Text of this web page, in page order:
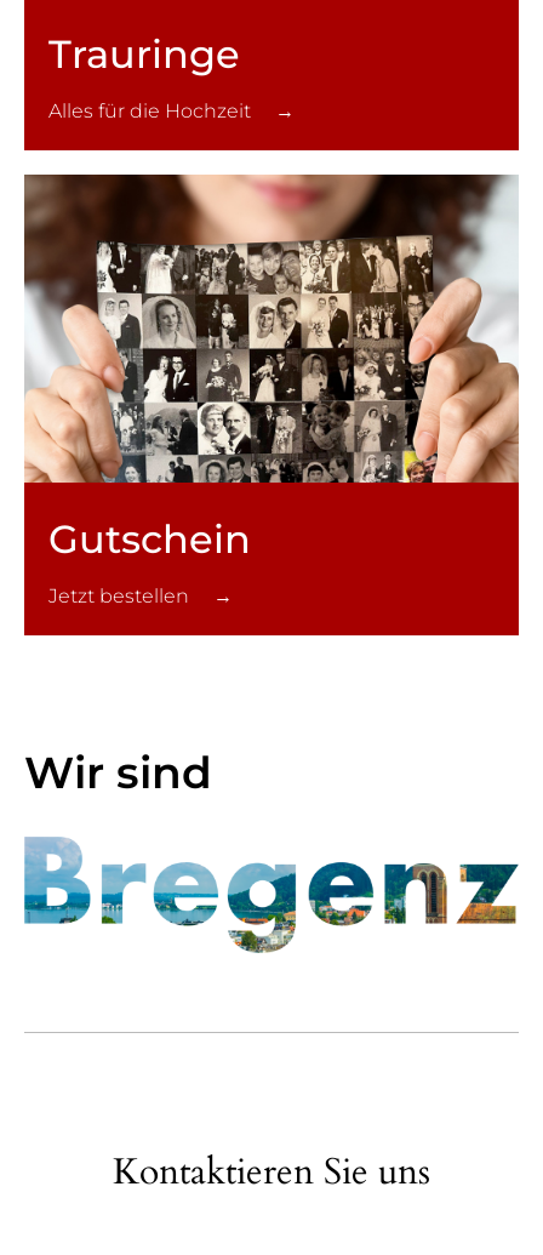
Trauringe
Alles für die Hochzeit →
Gutschein
Jetzt bestellen →
Wir sind
Kontaktieren Sie uns